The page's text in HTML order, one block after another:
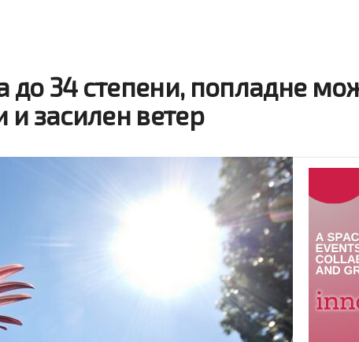
до 34 степени, попладне
засилен ветер